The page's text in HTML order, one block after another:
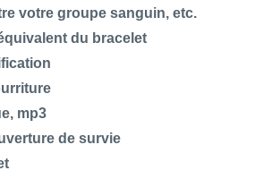
votre groupe sanguin, etc.
du bracelet
mp3
de survie